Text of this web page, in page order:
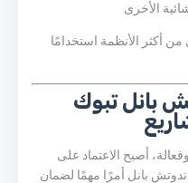
الأخرى
أكثر الأنظمة استخدامًا
بانل تبوك
أصبح الاعتماد على
بانل أمرًا مهمًا لضمان